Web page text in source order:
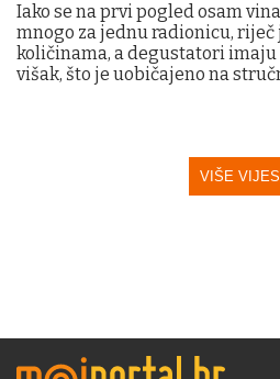
Iako se na prvi pogled osam
mnogo za jednu radionicu,
količinama, a degustatori
višak, što je uobičajeno na
VIŠE